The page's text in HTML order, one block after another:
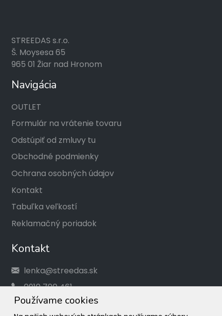
Používame cookies
STREEDAS s.r.o.
Š. Moysesa 65
965 01 Žiar nad Hronom
Navigácia
OUTLET
Formulár na vrátenie tovaru
Odstúpiť od zmluvy tu
Obchodné podmienky
Ochrana osobných údajov
Kontakt
Tabuľka veľkostí
Reklamačný poriadok
Kontakt
lenka@streedas.sk
0910 700 461
Social